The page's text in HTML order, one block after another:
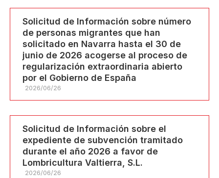
Solicitud de Información sobre número
de personas migrantes que han
solicitado en Navarra hasta el 30 de
junio de 2026 acogerse al proceso de
regularización extraordinaria abierto
por el Gobierno de España
2026/06/26
Solicitud de Información sobre el
expediente de subvención tramitado
durante el año 2026 a favor de
Lombricultura Valtierra, S.L.
2026/06/26